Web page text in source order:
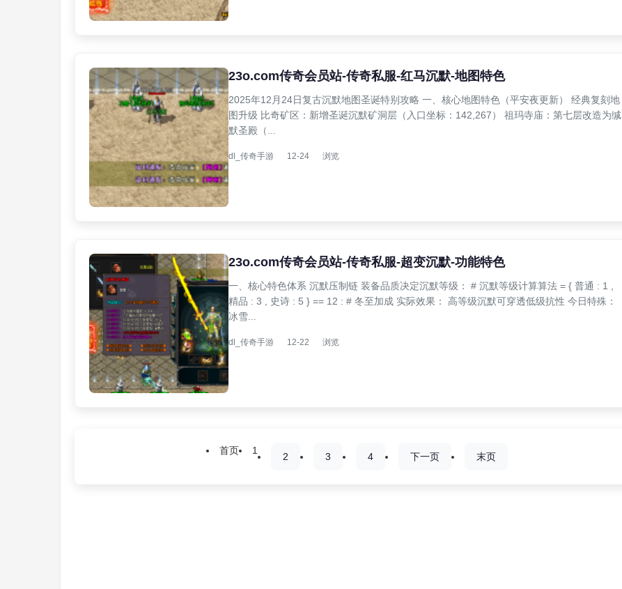
23o.com传奇会员站-传奇私服-红马沉默-地图特色
2025年12月24日复古沉默地图圣诞特别攻略 一、核心地图特色（平安夜更新） 经典复刻地
图升级 比奇矿区：新增圣诞沉默矿洞层（入口坐标：142,267） 祖玛寺庙：第七层改造为缄
默圣殿（...
dl_传奇手游 12-24 浏览
23o.com传奇会员站-传奇私服-超变沉默-功能特色
一、核心特色体系 沉默压制链 装备品质决定沉默等级： # 沉默等级计算算法 = { 普通 : 1 ,
精品 : 3 , 史诗 : 5 } == 12 : # 冬至加成 实际效果： 高等级沉默可穿透低级抗性 今日特殊：
冰雪...
dl_传奇手游 12-22 浏览
首页 1
2 3 4 下一页 末页